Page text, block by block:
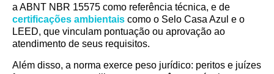
a ABNT NBR 15575 como referência técnica, e de
certificações ambientais como o Selo Casa Azul e o
LEED, que vinculam pontuação ou aprovação ao
atendimento de seus requisitos.
Além disso, a norma exerce peso jurídico: peritos e juízes